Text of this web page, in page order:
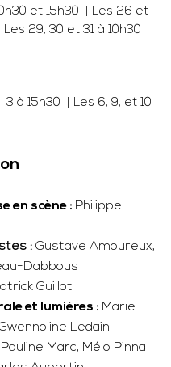
et 15h30 | Les 26 et
29, 30 et 31 à 10h30
3 à 15h30 | Les 6, 9, et 10
en scène : Philippe
: Gustave Amoureux,
Dabbous
Guillot
et lumières : Marie-
Ledain
Pauline Marc, Mélo Pinna